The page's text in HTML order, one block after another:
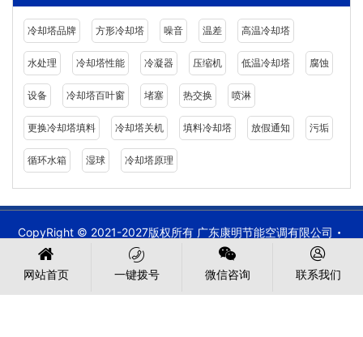
冷却塔品牌 方形冷却塔 噪音 温差 高温冷却塔
水处理 冷却塔性能 冷凝器 压缩机 低温冷却塔 腐蚀
设备 冷却塔百叶窗 堵塞 热交换 喷淋
更换冷却塔填料 冷却塔关机 填料冷却塔 放假通知 污垢
循环水箱 湿球 冷却塔原理
CopyRight © 2021-2027版权所有 广东康明节能空调有限公司
备案号:粤ICP备2021149527号
粤公网安备 44030902003387号
网站首页 一键拨号 微信咨询 联系我们